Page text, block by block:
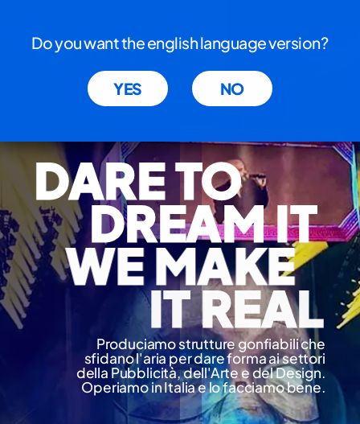
DARE TO
DREAM IT
WE MAKE
IT REAL
Produciamo strutture gonfiabili che
sfidano l'aria per dare forma ai settori
della Pubblicità, dell'Arte e del Design.
Operiamo in Italia e lo facciamo bene.
Chiudi
Do you want the english language version?
YES NO